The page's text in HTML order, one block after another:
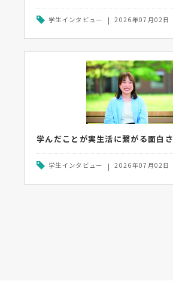
学生インタビュー 2026年07月02日
学んだことが実生活に繋がる面白さ
学生インタビュー 2026年07月02日